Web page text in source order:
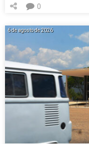
0
6 de agosto de 2026